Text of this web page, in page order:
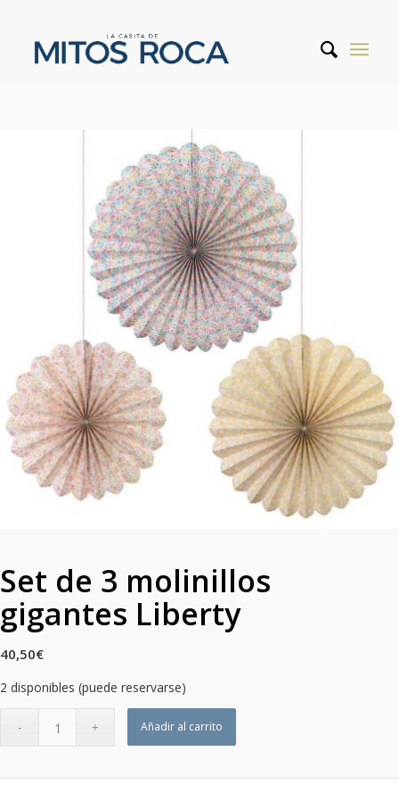
Set de 3 molinillos
gigantes Liberty
40,50€
2 disponibles (puede reservarse)
Añadir al carrito